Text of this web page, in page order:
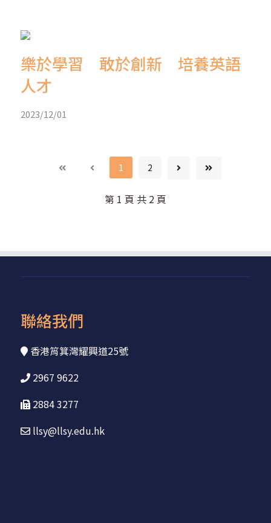
樂於學習 敢於創新 培養英語
人才
2023/12/01
1 2
第 1 頁 共 2 頁
聯絡我們
香港筲箕灣耀興道25號
2967 9622
2884 3277
llsy@llsy.edu.hk